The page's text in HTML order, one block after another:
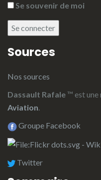
Se souvenir de moi
Se connecter
Sources
Nos sources
Dassault Rafale™ est une
Aviation.
Groupe Facebook
Twitter